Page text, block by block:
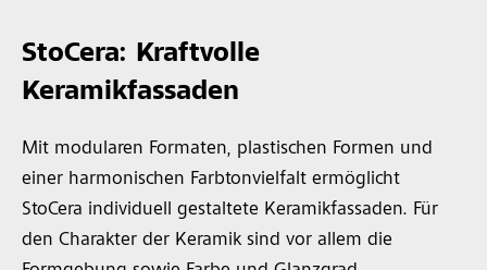
StoCera: Kraftvolle
Keramikfassaden
Mit modularen Formaten, plastischen Formen und
einer harmonischen Farbtonvielfalt ermöglicht
StoCera individuell gestaltete Keramikfassaden. Für
den Charakter der Keramik sind vor allem die